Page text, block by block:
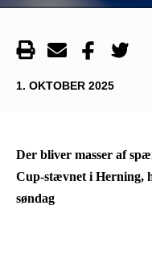
1. OKTOBER 2025
Der bliver masser af
Cup-stævnet i Herning,
søndag